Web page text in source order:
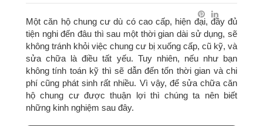
Một căn hộ chung cư dù có cao cấp, hiện đại, đầy đủ
tiện nghi đến đâu thì sau một thời gian dài sử dụng, sẽ
không tránh khỏi việc chung cư bị xuống cấp, cũ kỹ, và
sửa chữa là điều tất yếu. Tuy nhiên, nếu như bạn
không tính toán kỹ thì sẽ dẫn đến tốn thời gian và chi
phí cũng phát sinh rất nhiều. Vì vậy, để sửa chữa căn
hộ chung cư được thuận lợi thì chúng ta nên biết
những kinh nghiệm sau đây.